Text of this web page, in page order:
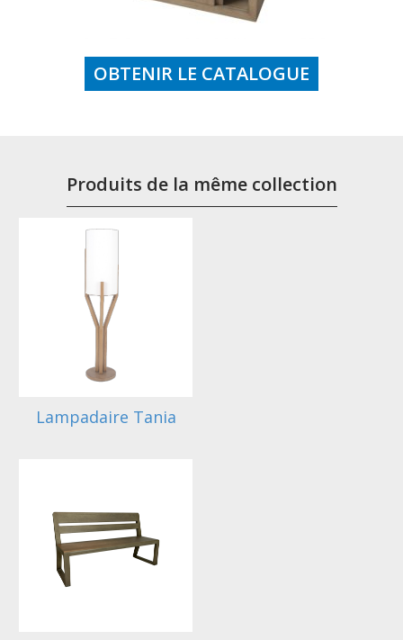
OBTENIR LE CATALOGUE
Produits de la même collection
Lampadaire Tania